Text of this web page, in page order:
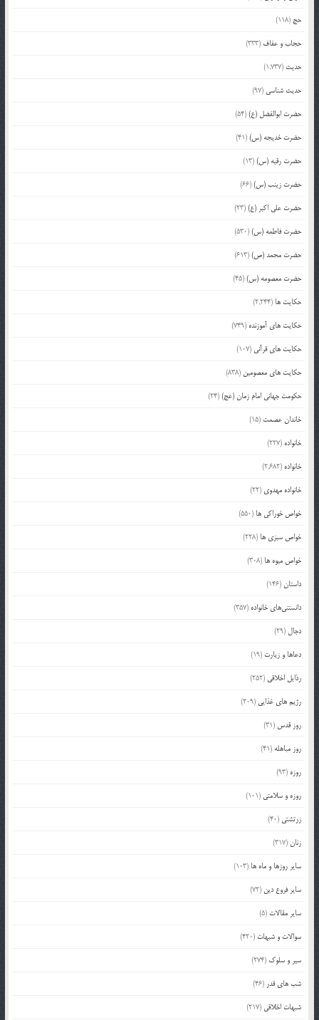
حج (118)
حجاب و عفاف (333)
حدیث (1,737)
حدیث شناسی (97)
حضرت ابوالفضل (ع)(54)
حضرت خدیجه (س)(41)
حضرت رقیه (س)(13)
حضرت زینب (س)(66)
حضرت علی اکبر (ع)(23)
حضرت فاطمه (س)(530)
حضرت محمد (ص)(613)
حضرت معصومه (س)(45)
حکایت ها (2,244)
حکایت های آموزنده (749)
حکایت های قرآنی (107)
حکایت های معصومین (838)
حکومت جهانی امام زمان (عج)(24)
خاندان عصمت (15)
خانواده (227)
خانواده (2,682)
خانواده مهدوی (22)
خواص خوراکی ها (550)
خواص سبزی ها (228)
خواص میوه ها (308)
داستان(146)
دانستنی‌های خانواده (357)
دجال (29)
دعاها و زیارت (19)
رذایل اخلاقی (252)
رژیم های غذایی (209)
روز قدس (31)
روز مباهله (41)
روزه (93)
روزه و سلامتی (101)
زرتشتی (40)
زنان(317)
سایر روزها و ماه ها (103)
سایر فروع دین (72)
سایر مقالات (5)
سوالات و شبهات (420)
سیر و سلوک (274)
شب های قدر (46)
شبهات اخلاقی (217)